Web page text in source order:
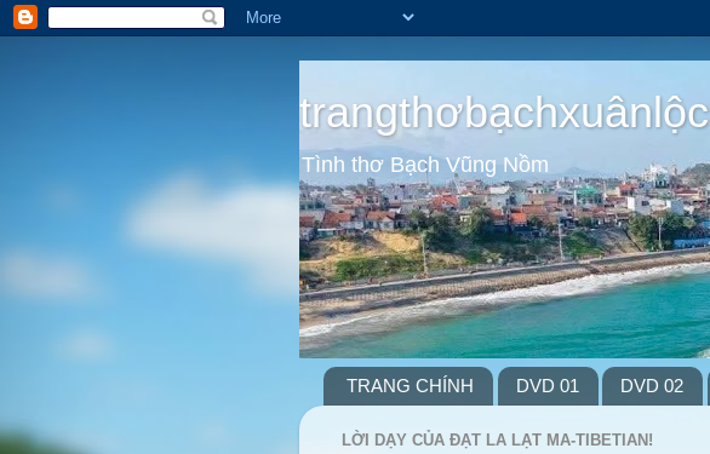
trangthơbạchxuânlộc
Tình thơ Bạch Vũng Nồm
TRANG CHÍNH DVD 01 DVD 02
LỜI DẠY CỦA ĐẠT LA LẠT MA-TIBETIAN!